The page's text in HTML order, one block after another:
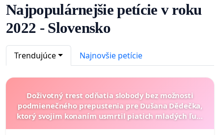
Najpopulárnejšie petície v roku
2022 - Slovensko
Trendujúce Najnovšie petície
Doživotný trest odňatia slobody bez možnosti
podmienečného prepustenia pre Dušana Dědečka,
ktorý svojim konaním usmrtil piatich mladých ľudí